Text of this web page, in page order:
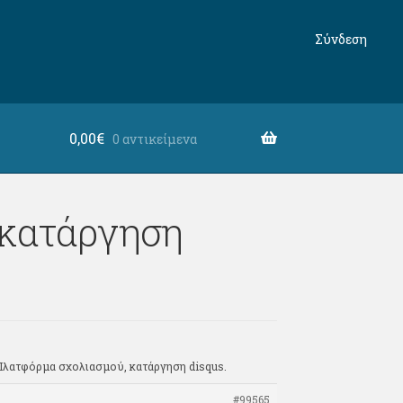
0,00€ 0 αντικείμενα
Σύνδεση
σχολιασμού, κατάργηση disqus.
#99565